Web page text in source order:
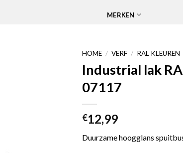
MERKEN
HOME / VERF / RAL KLEUREN
Industrial lak
07117
€12,99
Duurzame hoogglans